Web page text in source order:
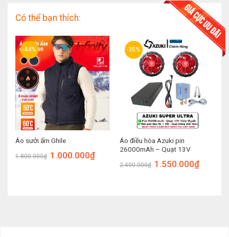
Có thể bạn thích:
-44%
Áo sưởi ấm Ghile
1.800.000₫ 1.000.000₫
-35%
Áo điều hòa Azuki pin
26000mAh – Quạt 13V
2.400.000₫ 1.550.000₫